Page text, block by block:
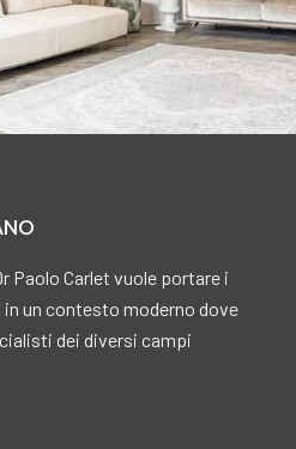
Paolo Carlet vuole portare i
un contesto moderno dove
dei diversi campi